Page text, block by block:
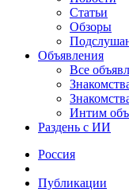
Статьи
Обзоры
Объявления
Все
Интим
Раздень с ИИ
Россия
Публикации